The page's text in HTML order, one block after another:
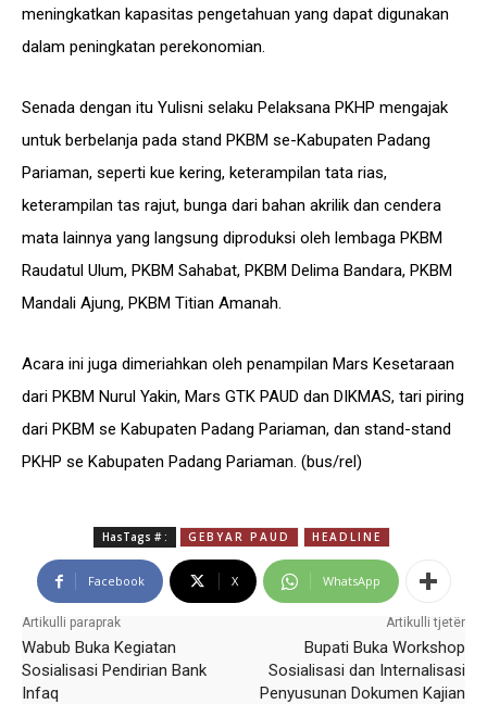
meningkatkan kapasitas pengetahuan yang dapat digunakan
dalam peningkatan perekonomian.
Senada dengan itu Yulisni selaku Pelaksana PKHP mengajak
untuk berbelanja pada stand PKBM se-Kabupaten Padang
Pariaman, seperti kue kering, keterampilan tata rias,
keterampilan tas rajut, bunga dari bahan akrilik dan cendera
mata lainnya yang langsung diproduksi oleh lembaga PKBM
Raudatul Ulum, PKBM Sahabat, PKBM Delima Bandara, PKBM
Mandali Ajung, PKBM Titian Amanah.
Acara ini juga dimeriahkan oleh penampilan Mars Kesetaraan
dari PKBM Nurul Yakin, Mars GTK PAUD dan DIKMAS, tari piring
dari PKBM se Kabupaten Padang Pariaman, dan stand-stand
PKHP se Kabupaten Padang Pariaman. (bus/rel)
HasTags # : GEBYAR PAUD HEADLINE
Facebook X WhatsApp
Artikulli paraprak
Wabub Buka Kegiatan
Sosialisasi Pendirian Bank
Infaq
Artikulli tjetër
Bupati Buka Workshop
Sosialisasi dan Internalisasi
Penyusunan Dokumen Kajian